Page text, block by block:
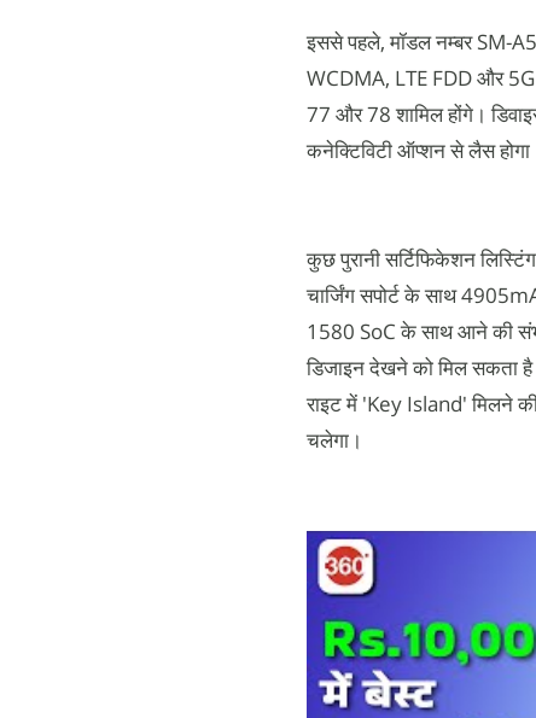
इससे पहले, मॉडल नम्बर SM-
WCDMA, LTE FDD और
77 और 78 शामिल होंगे।
कनेक्टिविटी ऑप्शन से लैस
कुछ पुरानी सर्टिफिकेशन
चार्जिंग सपोर्ट के साथ
1580 SoC के साथ आने की
डिजाइन देखने को मिल सकता
राइट में 'Key Island' मिलने
चलेगा।